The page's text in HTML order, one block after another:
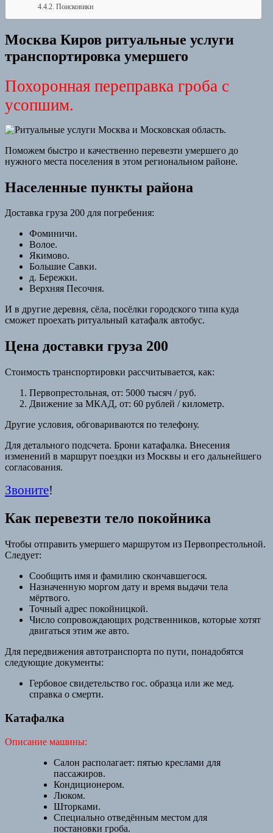
Поисковики
Москва Киров ритуальные услуги
транспортировка умершего
Похоронная переправка гроба с
усопшим.
Поможем быстро и качественно перевезти умершего до
нужного места поселения в этом региональном районе.
Населенные пункты района
Доставка груза 200 для погребения:
Фоминичи.
Волое.
Якимово.
Большие Савки.
д. Бережки.
Верхняя Песочня.
И в другие деревня, сёла, посёлки городского типа куда
сможет проехать ритуальный катафалк автобус.
Цена доставки груза 200
Стоимость транспортировки рассчитывается, как:
Первопрестольная, от: 5000 тысяч / руб.
Движение за МКАД, от: 60 рублей / километр.
Другие условия, обговариваются по телефону.
Для детального подсчета. Брони катафалка. Внесения
изменений в маршрут поездки из Москвы и его дальнейшего
согласования.
Звоните!
Как перевезти тело покойника
Чтобы отправить умершего маршрутом из Первопрестольной.
Следует:
Сообщить имя и фамилию скончавшегося.
Назначенную моргом дату и время выдачи тела
мёртвого.
Точный адрес покойницкой.
Число сопровождающих родственников, которые хотят
двигаться этим же авто.
Для передвижения автотранспорта по пути, понадобятся
следующие документы:
Гербовое свидетельство гос. образца или же мед.
справка о смерти.
Катафалка
Описание машины:
Салон располагает: пятью креслами для
пассажиров.
Кондиционером.
Люком.
Шторками.
Специально отведённым местом для
постановки гроба.